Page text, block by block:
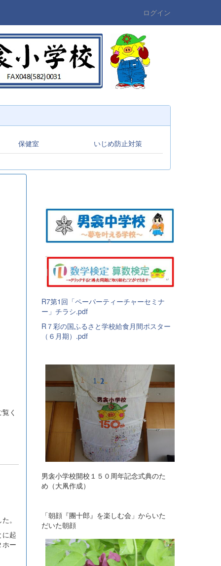
ログイン
保健室 いじめ防止対策
く
。
起
ー
R7第1回「ペーパーティーチャーセミナ
ー」チラシ.pdf
R７彩の国ふるさと学校給食月間ポスター
（６月期）.pdf
男衾小学校開校１５０周年記念式典のた
め（大凧作成）
「朝顔『團十郎』を楽しむ会」からいた
だいた朝顔